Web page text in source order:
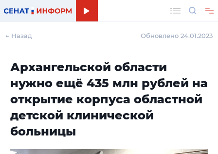
← Назад Обновлено 24.01.2023
Архангельской области
нужно ещё 435 млн рублей на
открытие корпуса областной
детской клинической
больницы